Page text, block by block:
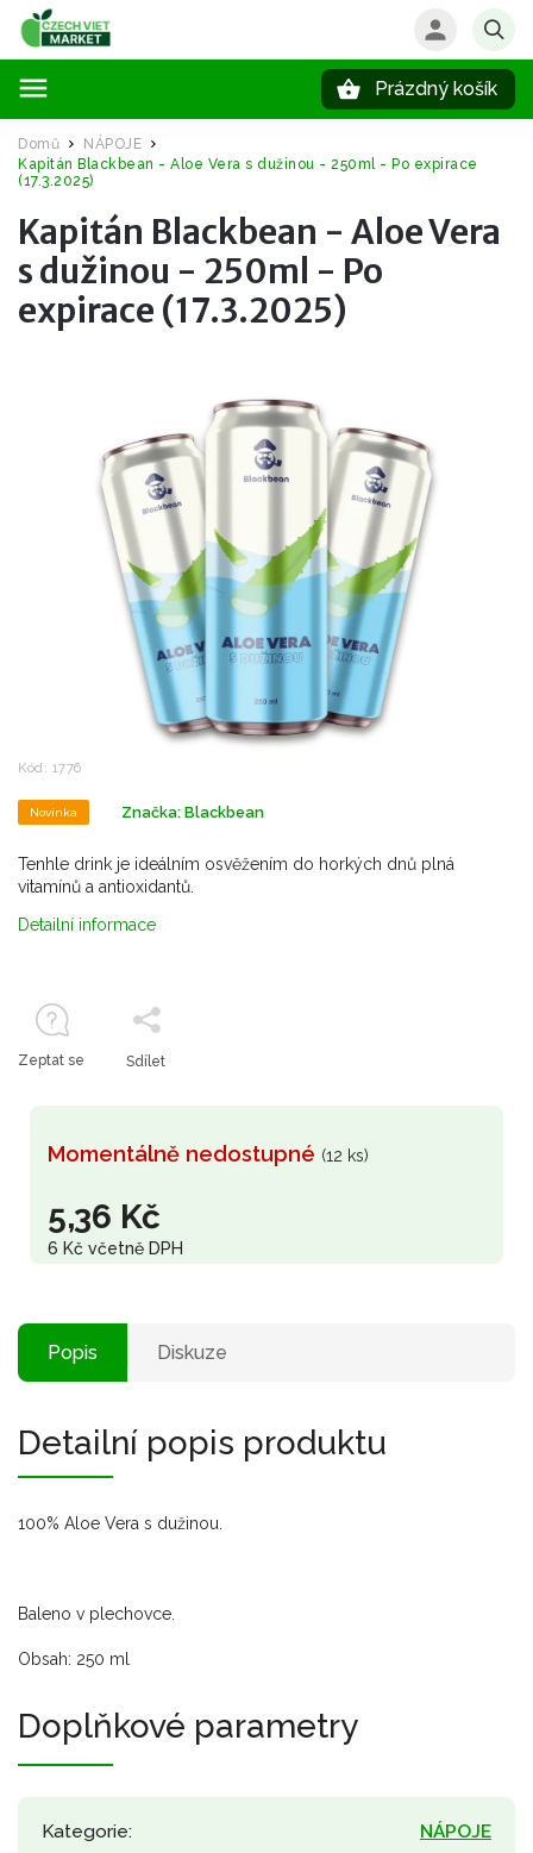
Prázdný košík
Domů / NÁPOJE /
Kapitán Blackbean - Aloe Vera s dužinou - 250ml - Po expirace
(17.3.2025)
Kapitán Blackbean - Aloe Vera
s dužinou - 250ml - Po
expirace (17.3.2025)
Kód: 1776
Novinka Značka: Blackbean
5,36 Kč
6 Kč včetně DPH
Momentálně nedostupné (12 ks)
Tenhle drink je ideálním osvěžením do horkých dnů plná
vitamínů a antioxidantů.
Detailní informace
Zeptat se Sdílet
Popis Diskuze
Detailní popis produktu
100% Aloe Vera s dužinou.
Baleno v plechovce.
Obsah: 250 ml
Doplňkové parametry
Kategorie: NÁPOJE